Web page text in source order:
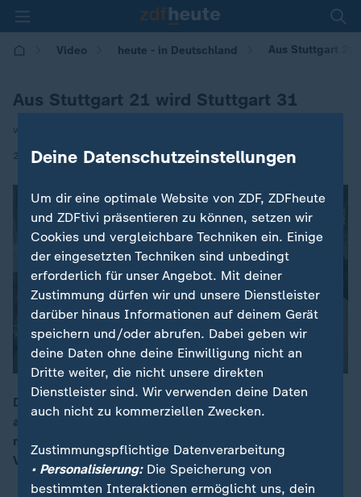
Video heute - in Deutschland Aus Stuttgart 21
Aus Stuttgart 21 wird Stuttgart 31
von Sven Class
26.06.2026 | 14:00
Die Eröffnung von Stuttgart21 verschiebt sich offiziell
auf das Jahr 2031, das teilt die Deutsche Bahn heute
mit. Grund dafür sind unter anderem das falsche
Verlegen von Kabeln oder Baumängel.
Deine Datenschutzeinstellungen
Um dir eine optimale Website von ZDF, ZDFheute
und ZDFtivi präsentieren zu können, setzen wir
Cookies und vergleichbare Techniken ein. Einige
der eingesetzten Techniken sind unbedingt
erforderlich für unser Angebot. Mit deiner
Zustimmung dürfen wir und unsere Dienstleister
darüber hinaus Informationen auf deinem Gerät
speichern und/oder abrufen. Dabei geben wir
deine Daten ohne deine Einwilligung nicht an
Dritte weiter, die nicht unsere direkten
Dienstleister sind. Wir verwenden deine Daten
auch nicht zu kommerziellen Zwecken.
Zustimmungspflichtige Datenverarbeitung
• Personalisierung:Die Speicherung von
bestimmten Interaktionen ermöglicht uns, dein